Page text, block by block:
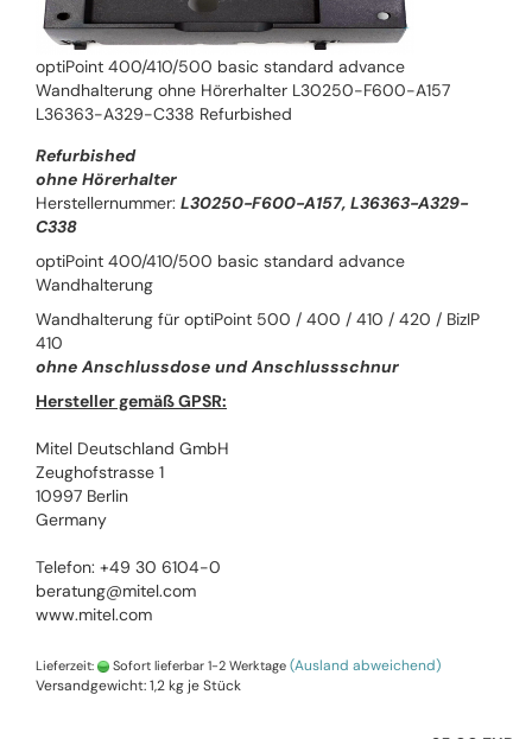
optiPoint 400/410/500 basic standard advance
Wandhalterung ohne Hörerhalter L30250-F600-A157
L36363-A329-C338 Refurbished
Refurbished
ohne Hörerhalter
Herstellernummer: L30250-F600-A157, L36363-A329-
C338
optiPoint 400/410/500 basic standard advance
Wandhalterung
Wandhalterung für optiPoint 500 / 400 / 410 / 420 / BizIP
410
ohne Anschlussdose und Anschlussschnur
Hersteller gemäß GPSR:
Mitel Deutschland GmbH
Zeughofstrasse 1
10997 Berlin
Germany
Telefon: +49 30 6104-0
beratung@mitel.com
www.mitel.com
Lieferzeit: Sofort lieferbar 1-2 Werktage (Ausland abweichend)
Versandgewicht:1,2kg je Stück